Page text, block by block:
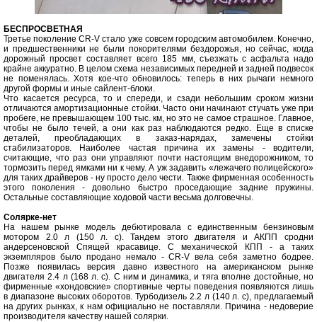
БЕСПРОСВЕТНАЯ
Третье поколение CR-V стало уже совсем городским автомобилем. Конечно,
и предшественники не были покорителями бездорожья, но сейчас, когда
дорожный просвет составляет всего 185 мм, съезжать с асфальта надо
крайне аккуратно. В целом схема независимых передней и задней подвесок
не поменялась. Хотя кое-что обновилось: теперь в них рычаги немного
другой формы и иные сайлент-блоки.
Что касается ресурса, то и спереди, и сзади небольшим сроком жизни
отличаются амортизационные стойки. Часто они начинают стучать уже при
пробеге, не превышающем 100 тыс. км, но это не самое страшное. Главное,
чтобы не было течей, а они как раз наблюдаются редко. Еще в списке
деталей, преобладающих в заказ-нарядах, замечены стойки
стабилизаторов. Наиболее частая причина их замены - водители,
считающие, что раз они управляют почти настоящим внедорожником, то
тормозить перед ямками ни к чему. А уж задавить «лежачего полицейского»
для таких драйверов - ну просто дело чести. Также фирменная особенность
этого поколения - довольно быстро проседающие задние пружины.
Остальные составляющие ходовой части весьма долговечны.
Солярке-нет
На нашем рынке модель дебютировала с единственным бензиновым
мотором 2.0 л (150 л. с). Тандем этого двигателя и АКПП сродни
андерсеновской Спящей красавице. С механической КПП - а таких
экземпляров было продано немало - CR-V вела себя заметно бодрее.
Позже появилась версия давно известного на американском рынке
двигателя 2.4 л (168 л. с). С ним и динамика, и тяга вполне достойные, но
фирменные «хондовские» спортивные черты поведения появляются лишь
в диапазоне высоких оборотов. Турбодизель 2.2 л (140 л. с), предлагаемый
на других рынках, к нам официально не поставляли. Причина - недоверие
производителя качеству нашей солярки.